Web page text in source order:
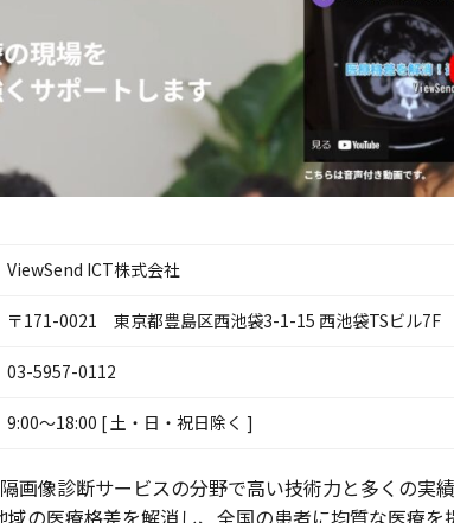
ViewSend ICT株式会社
〒171-0021 東京都豊島区西池袋3-1-15 西池袋TSビル7F
03-5957-0112
9:00～18:00 [ 土・日・祝日除く ]
画像診断サービスの分野で高い技術力と多くの実
域の医療格差を解消し、全国の患者に均質な医療